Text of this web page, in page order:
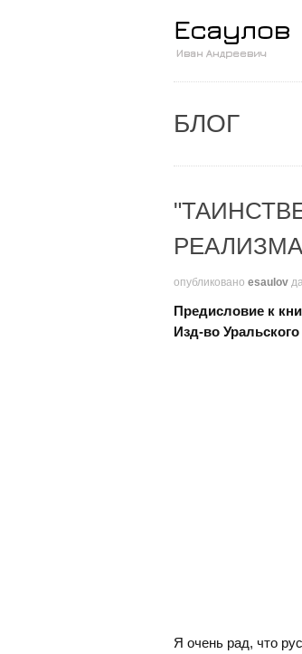
БЛОГ
РЕАЛИЗМА
опубликовано esaulov
Предисловие к
Изд-во Уральского
Я очень рад, что